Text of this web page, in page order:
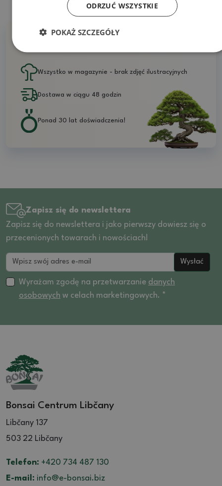
Wszystko w magazynie - brak zdjęć ilustracyjnych
Dostawa w ciągu 48 godzin
Ponad 30 lat doświadczenia!
Zapisz się do newslettera
Zapisz się do newslettera i jako pierwszy dowiesz się o
przecenionych towarach i nowościach!
Wysłać
Wyrażam zgodę na przetwarzanie danych
osobowych w celach marketingowych. *
Bonsai Centrum Libčany
Libčany 137
503 22 Libčany
Telefon: +420 734 487 130
E-mail: info@e-bonsai.biz
ODRZUĆ WSZYSTKIE
POKAŻ SZCZEGÓŁY